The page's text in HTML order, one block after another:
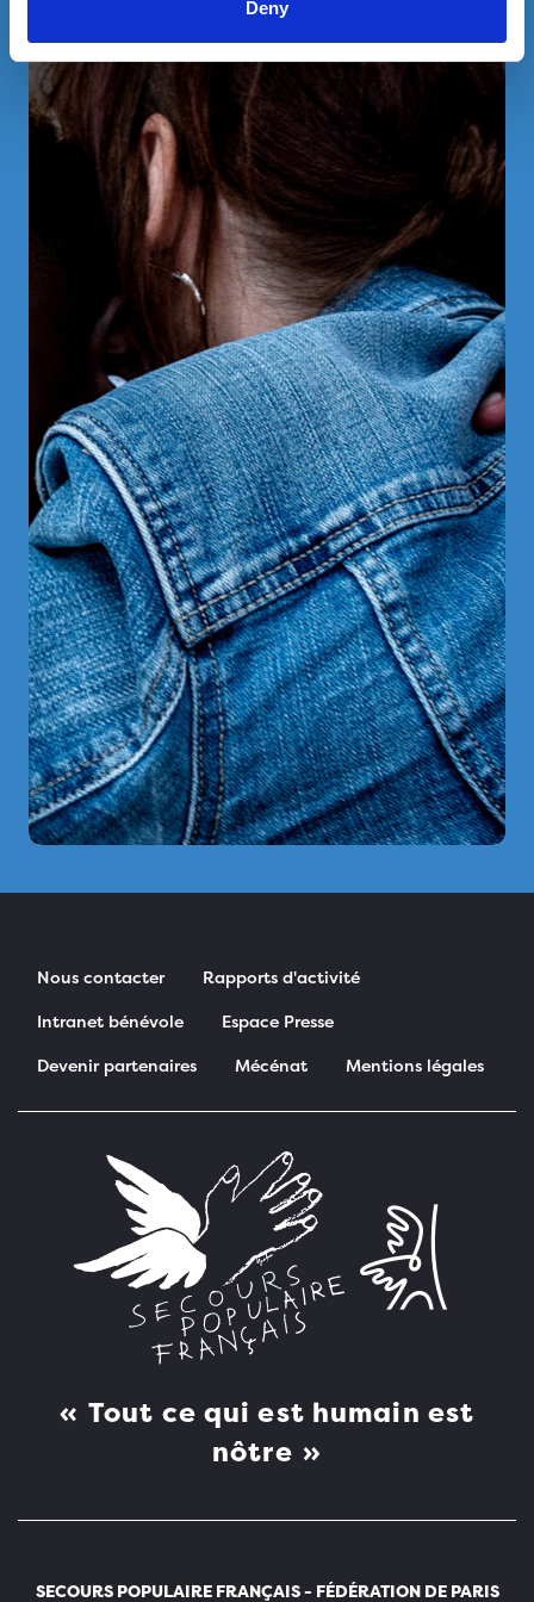
Deny
Nous contacter
Rapports d'activité
Intranet bénévole
Espace Presse
Devenir partenaires
Mécénat Mentions légales
Tout ce qui est humain est
nôtre
SECOURS POPULAIRE FRANÇAIS - FÉDÉRATION DE PARIS